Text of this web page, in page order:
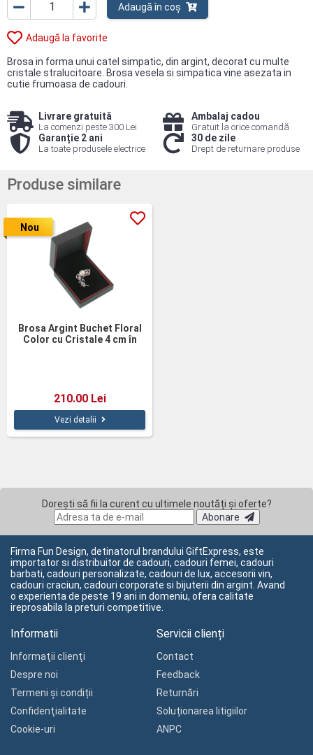
Adaugă în coș
Adaugă la favorite
Brosa in forma unui catel simpatic, din argint, decorat cu multe
cristale stralucitoare. Brosa vesela si simpatica vine asezata in
cutie frumoasa de cadouri.
Livrare gratuită
La comenzi peste 300 Lei
Ambalaj cadou
Gratuit la orice comandă
Garanție 2 ani
La toate produsele electrice
30 de zile
Drept de returnare produse
Produse similare
Brosa Argint Buchet Floral
Color cu Cristale 4 cm în
210.00 Lei
Nou
Vezi detalii
Dorești să fii la curent cu ultimele noutăți și oferte?
Abonare
Firma Fun Design, detinatorul brandului GiftExpress, este
importator si distribuitor de cadouri, cadouri femei, cadouri
barbati, cadouri personalizate, cadouri de lux, accesorii vin,
cadouri craciun, cadouri corporate si bijuterii din argint. Avand
o experienta de peste 19 ani in domeniu, ofera calitate
ireprosabila la preturi competitive.
Informatii
Informaţii clienţi
Despre noi
Termeni și condiții
Confidenţialitate
Cookie-uri
Servicii clienți
Contact
Feedback
Returnări
Soluționarea litigiilor
ANPC